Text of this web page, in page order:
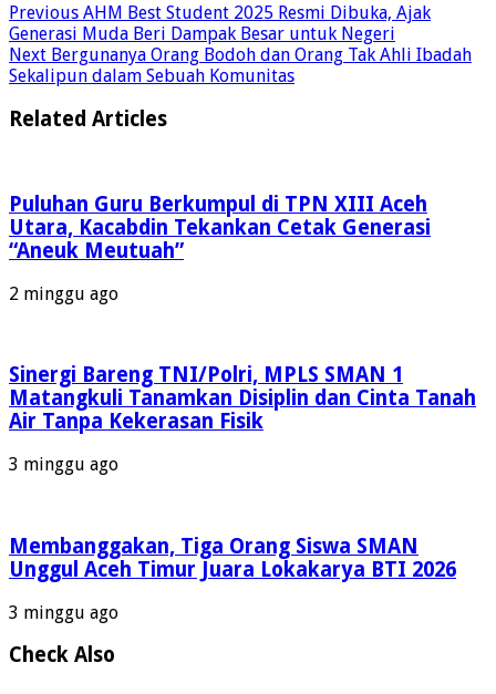
Previous AHM Best Student 2025 Resmi Dibuka, Ajak
Generasi Muda Beri Dampak Besar untuk Negeri
Next Bergunanya Orang Bodoh dan Orang Tak Ahli Ibadah
Sekalipun dalam Sebuah Komunitas
Related Articles
Puluhan Guru Berkumpul di TPN XIII Aceh
Utara, Kacabdin Tekankan Cetak Generasi
“Aneuk Meutuah”
2 minggu ago
Sinergi Bareng TNI/Polri, MPLS SMAN 1
Matangkuli Tanamkan Disiplin dan Cinta Tanah
Air Tanpa Kekerasan Fisik
3 minggu ago
Membanggakan, Tiga Orang Siswa SMAN
Unggul Aceh Timur Juara Lokakarya BTI 2026
3 minggu ago
Check Also